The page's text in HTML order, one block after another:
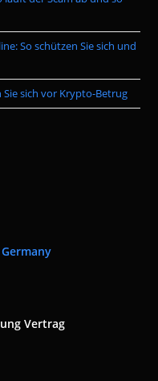
So schützen Sie sich und
sich vor Krypto-Betrug
Vertrag